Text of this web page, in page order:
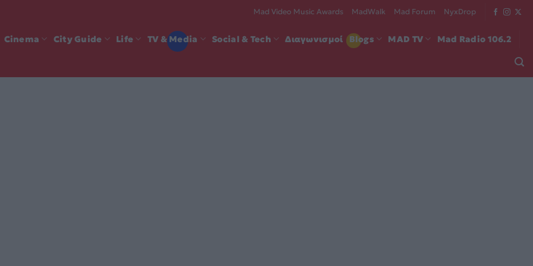
Mad Video Music Awards MadWalk Mad Forum NyxDrop
Cinema City Guide Life TV & Media Social & Tech Διαγωνισμοί Blogs MAD TV Mad Radio 106.2